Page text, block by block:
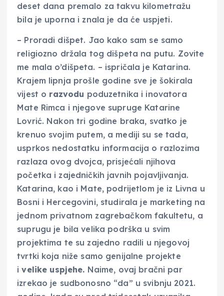
deset dana premalo za takvu kilometražu
bila je uporna i znala je da će uspjeti.
– Proradi dišpet. Jao kako sam se samo
religiozno držala tog dišpeta na putu. Zovite
me mala o’dišpeta. – ispričala je Katarina.
Krajem lipnja prošle godine sve je šokirala
vijest o razvodu poduzetnika i inovatora
Mate Rimca i njegove supruge Katarine
Lovrić. Nakon tri godine braka, svatko je
krenuo svojim putem, a mediji su se tada,
usprkos nedostatku informacija o razlozima
razlaza ovog dvojca, prisjećali njihova
početka i zajedničkih javnih pojavljivanja.
Katarina, kao i Mate, podrijetlom je iz Livna u
Bosni i Hercegovini, studirala je marketing na
jednom privatnom zagrebačkom fakultetu, a
suprugu je bila velika podrška u svim
projektima te su zajedno radili u njegovoj
tvrtki koja niže samo genijalne projekte
ivelike uspjehe. Naime, ovaj bračni par
izrekao je sudbonosno “da” u svibnju 2021.